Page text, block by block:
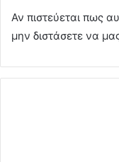
Αν πιστεύεται πως
μην διστάσετε να